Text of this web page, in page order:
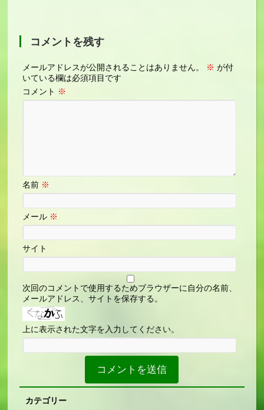
コメントを残す
メールアドレスが公開されることはありません。 ※ が付
いている欄は必須項目です
コメント ※
名前 ※
メール ※
サイト
次回のコメントで使用するためブラウザーに自分の名前、
メールアドレス、サイトを保存する。
上に表示された文字を入力してください。
カテゴリー